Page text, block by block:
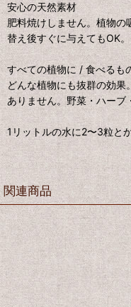
安心の天然素材
肥料焼けしません。植物の
替え後すぐに与えてもOK。
すべての植物に / 食べるも
どんな植物にも抜群の効
ありません。野菜・ハーブ
1リットルの水に2〜3粒と
関連商品